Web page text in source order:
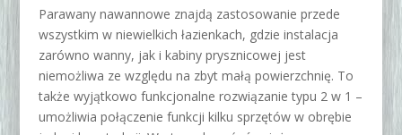
Parawany nawannowe znajdą zastosowanie przede
wszystkim w niewielkich łazienkach, gdzie instalacja
zarówno wanny, jak i kabiny prysznicowej jest
niemożliwa ze względu na zbyt małą powierzchnię. To
także wyjątkowo funkcjonalne rozwiązanie typu 2 w 1 –
umożliwia połączenie funkcji kilku sprzętów w obrębie